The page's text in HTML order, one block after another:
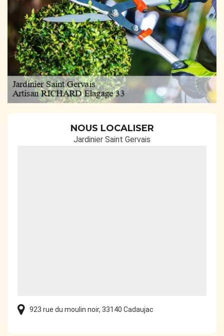
NOUS LOCALISER
Jardinier Saint Gervais
923 rue du moulin noir, 33140 Cadaujac